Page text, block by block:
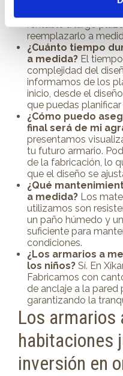
rentable a largo
reemplazarlo a
¿Cuánto tiempo
a medida? El
complejidad del
informamos de los
inicio, desde el
que puedas
¿Cómo puedo
final será de mi
presentamos
tu futuro armario.
de la fabricación, lo
que el diseño se
¿Qué
a medida? Los
utilizamos son
un paño húmedo y
suficiente para
condiciones.
¿Los armarios a
los niños? Sí. En
Fabricamos con
de anclaje a la pared
garantizando la
Los armarios
habitaciones
inversión en